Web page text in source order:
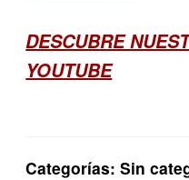
DESCUBRE
YOUTUBE
Categorías: Sin